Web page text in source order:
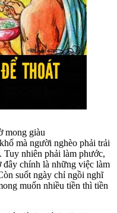
mong giàu
mà người nghèo phải trải
Tuy nhiên phải làm phước,
chính là những việc làm
suốt ngày chỉ ngồi nghĩ
muốn nhiều tiền thì tiền